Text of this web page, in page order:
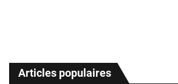
Articles populaires